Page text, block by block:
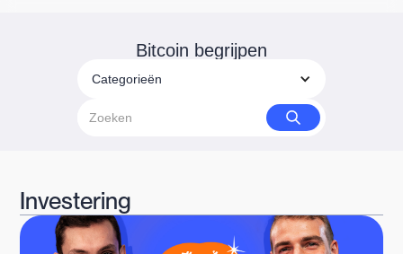
Bitcoin begrijpen
Categorieën
Investering